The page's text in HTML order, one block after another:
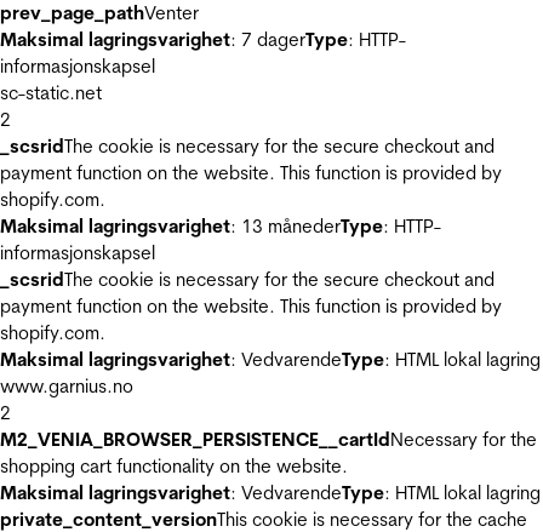
prev_page_pathVenter
Maksimal lagringsvarighet: 7 dagerType: HTTP-
informasjonskapsel
sc-static.net
2
_scsridThe cookie is necessary for the secure checkout and
payment function on the website. This function is provided by
shopify.com.
Maksimal lagringsvarighet: 13 månederType: HTTP-
informasjonskapsel
_scsridThe cookie is necessary for the secure checkout and
payment function on the website. This function is provided by
shopify.com.
Maksimal lagringsvarighet: VedvarendeType: HTML lokal lagring
www.garnius.no
2
M2_VENIA_BROWSER_PERSISTENCE__cartIdNecessary for the
shopping cart functionality on the website.
Maksimal lagringsvarighet: VedvarendeType: HTML lokal lagring
private_content_versionThis cookie is necessary for the cache